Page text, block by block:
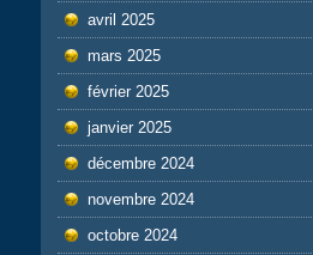
avril 2025
mars 2025
février 2025
janvier 2025
décembre 2024
novembre 2024
octobre 2024